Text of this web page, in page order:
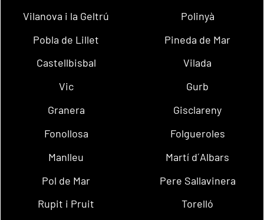
Vilanova i la Geltrú
Polinyà
Pobla de Lillet
Pineda de Mar
Castellbisbal
Vilada
Vic
Gurb
Granera
Gisclareny
Fonollosa
Folgueroles
Manlleu
Martí d´Albars
Pol de Mar
Pere Sallavinera
Rupit i Pruit
Torelló